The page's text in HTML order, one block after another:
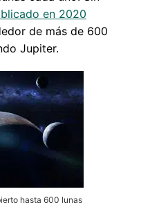
en 2020
de más de 600
Jupiter.
hasta 600 lunas